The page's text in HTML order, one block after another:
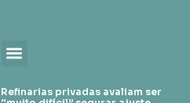
Refinarias privadas avaliam ser